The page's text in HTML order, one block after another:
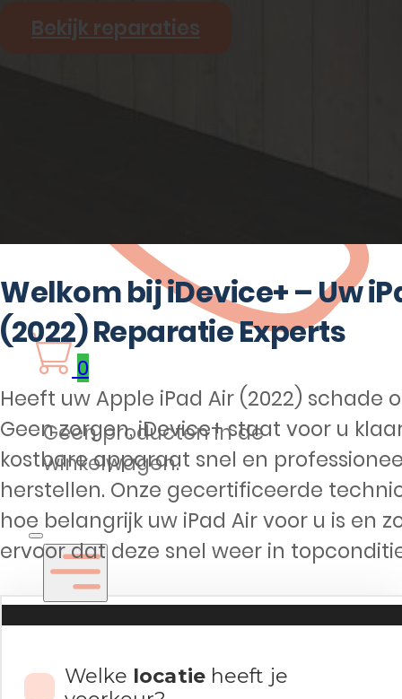
0
Geen producten in de
winkelwagen.
Bekijk reparaties
Welkom bij iDevice+ – Uw
(2022) Reparatie Experts
Heeft uw Apple iPad Air (2022) schade
Geen zorgen, iDevice+ staat voor u
kostbare apparaat snel en
herstellen. Onze gecertificeerde
hoe belangrijk uw iPad Air voor u is en
ervoor dat deze snel weer in
Welke locatieheeft je